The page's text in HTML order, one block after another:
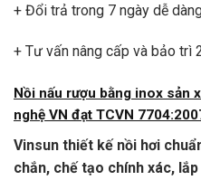
+ Đổi trả trong 7 ngày dễ
+ Tư vấn nâng cấp và bảo trì
Nồi nấu rượu bằng inox sản
nghệ VN đạt TCVN
Vinsun thiết kế nồi hơi
chắn, chế tạo chính xác,